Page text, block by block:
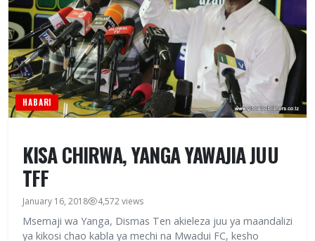
HABARI
KISA CHIRWA, YANGA YAWAJIA JUU
TFF
January 16, 2018 4,572 views
Msemaji wa Yanga, Dismas Ten akieleza juu ya maandalizi
ya kikosi chao kabla ya mechi na Mwadui FC, kesho